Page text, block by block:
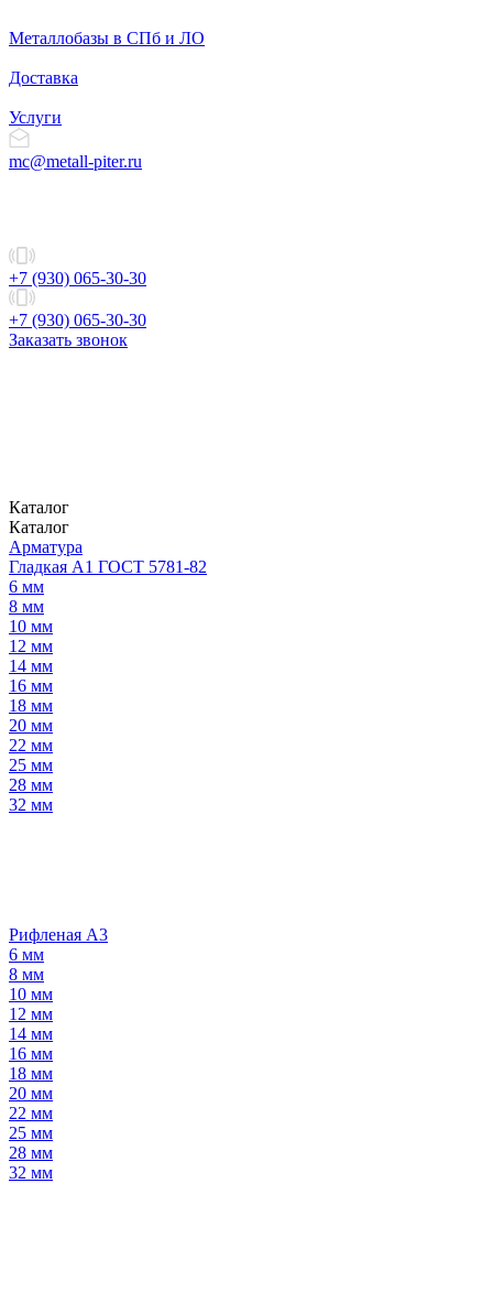
Металлобазы в СПб и ЛО
Доставка
Услуги
mc@metall-piter.ru
+7 (930) 065-30-30
+7 (930) 065-30-30
Заказать звонок
Каталог
Каталог
Арматура
Гладкая А1 ГОСТ 5781-82
6 мм
8 мм
10 мм
12 мм
14 мм
16 мм
18 мм
20 мм
22 мм
25 мм
28 мм
32 мм
Рифленая А3
6 мм
8 мм
10 мм
12 мм
14 мм
16 мм
18 мм
20 мм
22 мм
25 мм
28 мм
32 мм